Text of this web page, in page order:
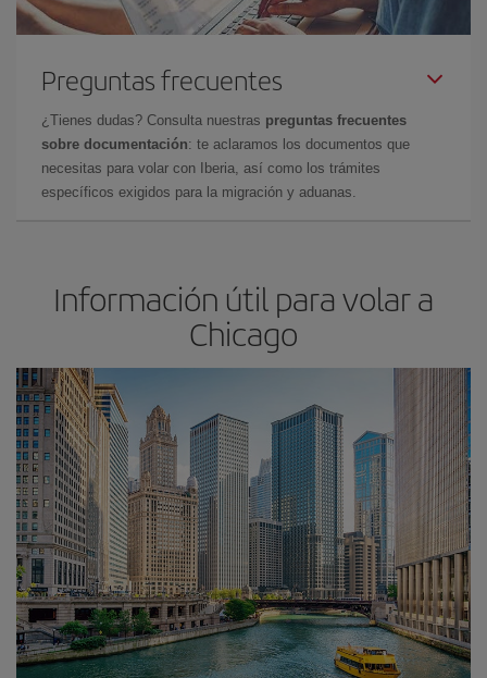
Preguntas frecuentes
¿Tienes dudas? Consulta nuestras preguntas frecuentes
sobre documentación: te aclaramos los documentos que
necesitas para volar con Iberia, así como los trámites
específicos exigidos para la migración y aduanas.
Información útil para volar a
Chicago